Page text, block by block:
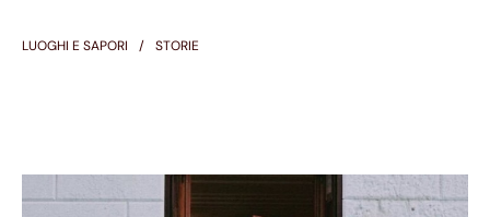
LUOGHI E SAPORI STORIE